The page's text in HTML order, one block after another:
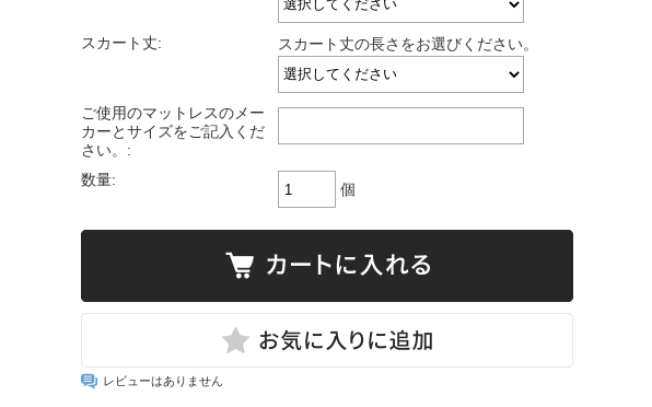
スカート丈: スカート丈の長さをお選びください。
ご使用のマットレスのメー
カーとサイズをご記入くだ
さい。:
数量:
個
レビューはありません